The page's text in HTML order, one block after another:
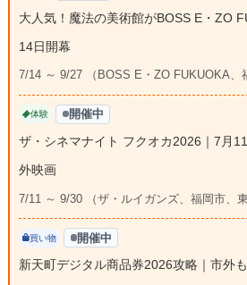
大人気！魔法の美術館がBOSS E・ZO
14日開幕
7/14 ～ 9/27 （BOSS E・ZO FUKUOKA、
体験 開催中
ザ・シネマナイト フクオカ2026｜7月
外映画
7/11 ～ 9/30 （ザ・ルイガンズ、福岡市、東
買い物 開催中
新天町デジタル商品券2026攻略｜市外